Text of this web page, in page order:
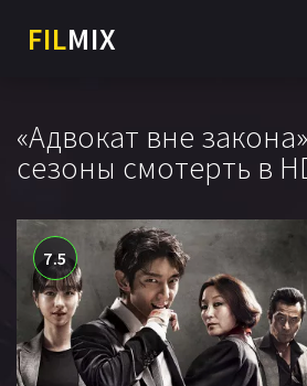
FILMIX
«Адвокат вне
сезоны смотерть в
7.5